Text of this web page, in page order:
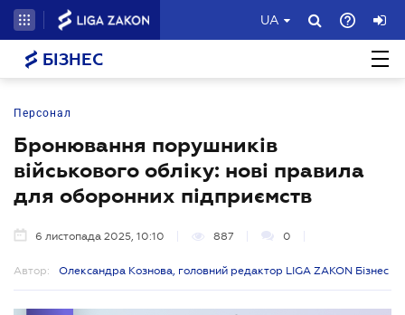
UA
БІЗНЕС
Персонал
Бронювання порушників
військового обліку: нові правила
для оборонних підприємств
6 листопада 2025, 10:10 887 0
Автор: Олександра Кознова, головний редактор LIGA ZAKON Бізнес